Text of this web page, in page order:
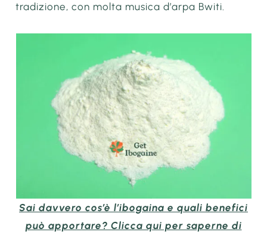
tradizione, con molta musica d’arpa Bwiti.
Sai davvero cos’è l’ibogaina e quali benefici
può apportare? Clicca qui per saperne di